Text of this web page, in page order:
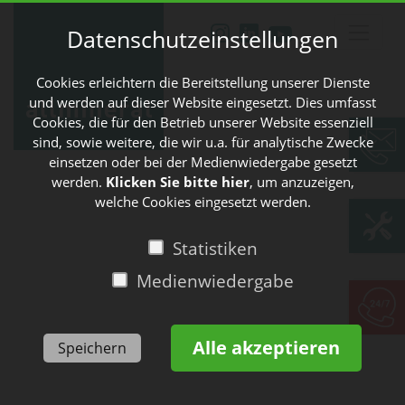
Datenschutzeinstellungen
Cookies erleichtern die Bereitstellung unserer Dienste
und werden auf dieser Website eingesetzt. Dies umfasst
Cookies, die für den Betrieb unserer Website essenziell
sind, sowie weitere, die wir u.a. für analytische Zwecke
einsetzen oder bei der Medienwiedergabe gesetzt
werden. Klicken Sie bitte hier, um anzuzeigen,
welche Cookies eingesetzt werden.
Statistiken
Medienwiedergabe
Speichern Alle akzeptieren